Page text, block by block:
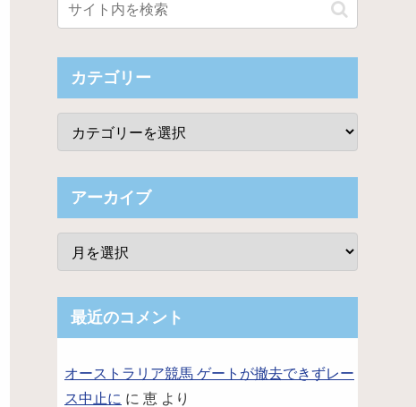
カテゴリー
アーカイブ
最近のコメント
オーストラリア競馬 ゲートが撤去できずレー
ス中止に に 恵 より